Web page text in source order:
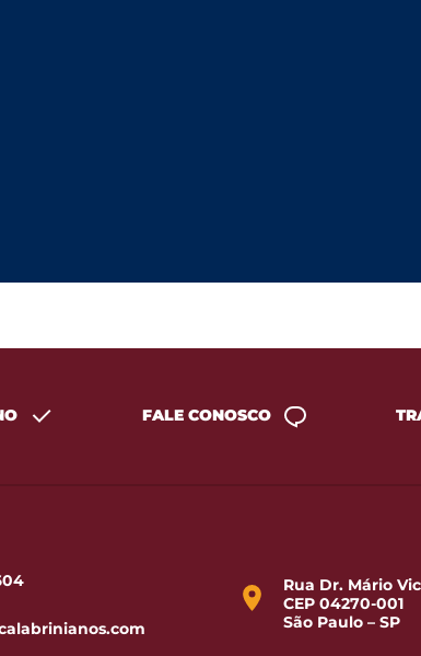
FALE CONOSCO
Rua Dr. Mário
CEP 04270-001
São Paulo – SP